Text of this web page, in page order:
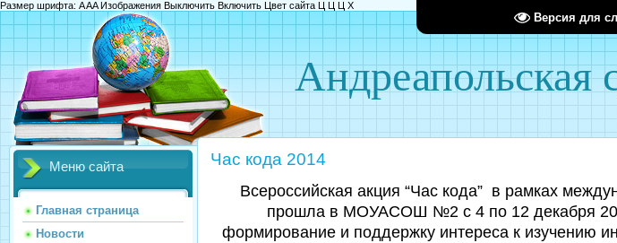
Версия для
Размер шрифта: AAAИзображения Выключить Включить Цвет сайта Ц Ц Ц Х
Андреапольская
Меню сайта
Главная страница
Новости
Час кода 2014
Всероссийская акция “Час кода” в рамках
прошла в МОУАСОШ №2 с 4 по 12 декабря
формирование и поддержку интереса к изучению